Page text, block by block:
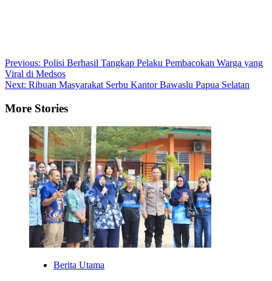
Post
navigation
Previous: Polisi Berhasil Tangkap Pelaku Pembacokan Warga yang
Viral di Medsos
Next: Ribuan Masyarakat Serbu Kantor Bawaslu Papua Selatan
More Stories
Berita Utama